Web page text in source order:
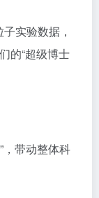
实验数据，
的“超级博士
，带动整体科